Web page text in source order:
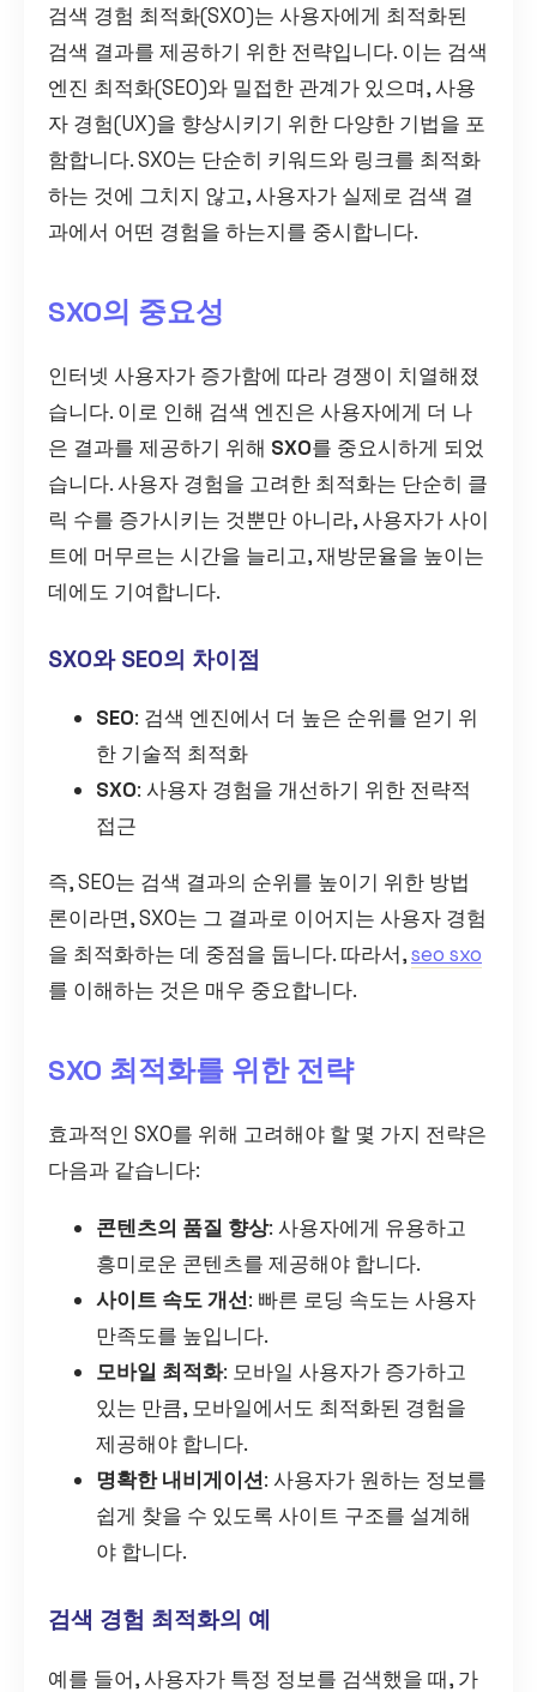
검색 경험 최적화(SXO)는 사용자에게 최적화된
검색 결과를 제공하기 위한 전략입니다. 이는 검색
엔진 최적화(SEO)와 밀접한 관계가 있으며, 사용
자 경험(UX)을 향상시키기 위한 다양한 기법을 포
함합니다. SXO는 단순히 키워드와 링크를 최적화
하는 것에 그치지 않고, 사용자가 실제로 검색 결
과에서 어떤 경험을 하는지를 중시합니다.
SXO의 중요성
인터넷 사용자가 증가함에 따라 경쟁이 치열해졌
습니다. 이로 인해 검색 엔진은 사용자에게 더 나
은 결과를 제공하기 위해 SXO를 중요시하게 되었
습니다. 사용자 경험을 고려한 최적화는 단순히 클
릭 수를 증가시키는 것뿐만 아니라, 사용자가 사이
트에 머무르는 시간을 늘리고, 재방문율을 높이는
데에도 기여합니다.
SXO와 SEO의 차이점
SEO: 검색 엔진에서 더 높은 순위를 얻기 위
한 기술적 최적화
SXO: 사용자 경험을 개선하기 위한 전략적
접근
즉, SEO는 검색 결과의 순위를 높이기 위한 방법
론이라면, SXO는 그 결과로 이어지는 사용자 경험
을 최적화하는 데 중점을 둡니다. 따라서,seo sxo
를 이해하는 것은 매우 중요합니다.
SXO 최적화를 위한 전략
효과적인 SXO를 위해 고려해야 할 몇 가지 전략은
다음과 같습니다:
콘텐츠의 품질 향상: 사용자에게 유용하고
흥미로운 콘텐츠를 제공해야 합니다.
사이트 속도 개선: 빠른 로딩 속도는 사용자
만족도를 높입니다.
모바일 최적화: 모바일 사용자가 증가하고
있는 만큼, 모바일에서도 최적화된 경험을
제공해야 합니다.
명확한 내비게이션: 사용자가 원하는 정보를
쉽게 찾을 수 있도록 사이트 구조를 설계해
야 합니다.
검색 경험 최적화의 예
예를 들어, 사용자가 특정 정보를 검색했을 때, 가